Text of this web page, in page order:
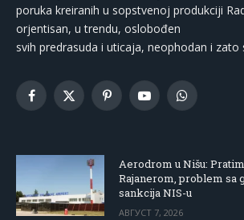
poruka kreiranih u sopstvenoj produkciji
orjentisan, u trendu, oslobođen
svih predrasuda i uticaja, neophodan i zato
Facebook
X
PinterestYouTubeWhatsApp
Aerodrom u Nišu:
Rajanerom, problem sa
sankcija NIS-u
АВГУСТ 7, 2026